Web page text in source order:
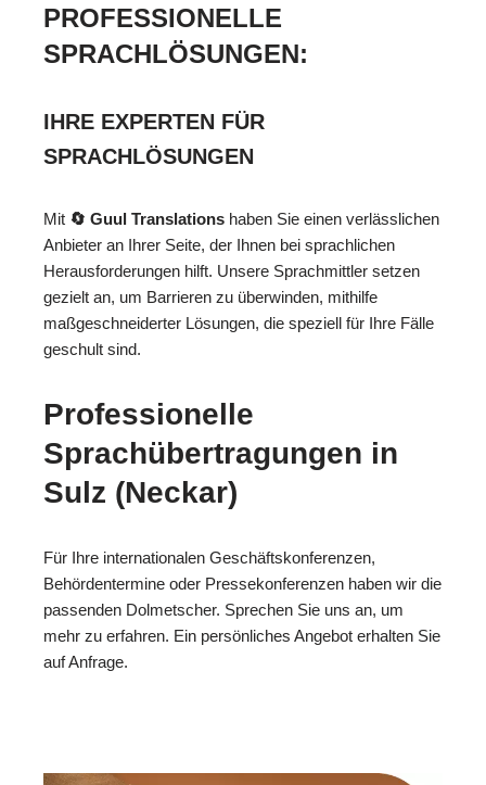
PROFESSIONELLE
SPRACHLÖSUNGEN:
IHRE EXPERTEN FÜR
SPRACHLÖSUNGEN
Mit 🔄 Guul Translations haben Sie einen verlässlichen
Anbieter an Ihrer Seite, der Ihnen bei sprachlichen
Herausforderungen hilft. Unsere Sprachmittler setzen
gezielt an, um Barrieren zu überwinden, mithilfe
maßgeschneiderter Lösungen, die speziell für Ihre Fälle
geschult sind.
Professionelle
Sprachübertragungen in
Sulz (Neckar)
Für Ihre internationalen Geschäftskonferenzen,
Behördentermine oder Pressekonferenzen haben wir die
passenden Dolmetscher. Sprechen Sie uns an, um
mehr zu erfahren. Ein persönliches Angebot erhalten Sie
auf Anfrage.